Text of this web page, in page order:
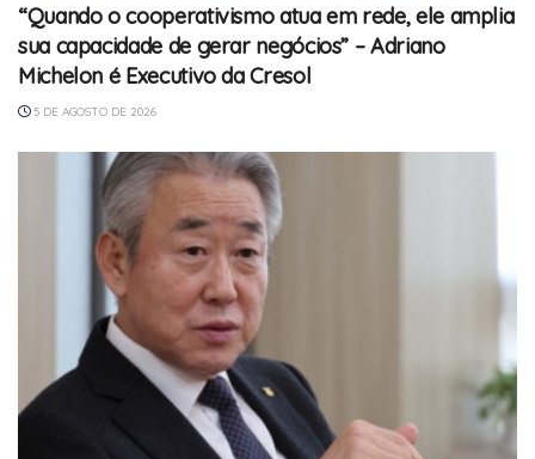
“Quando o cooperativismo atua em rede, ele amplia
sua capacidade de gerar negócios” – Adriano
Michelon é Executivo da Cresol
5 DE AGOSTO DE 2026